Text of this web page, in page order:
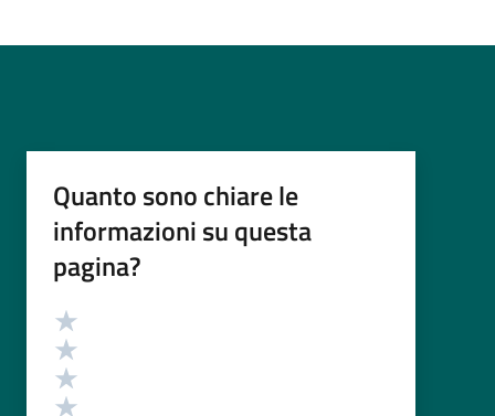
Quanto sono chiare le
informazioni su questa
pagina?
Valutazione